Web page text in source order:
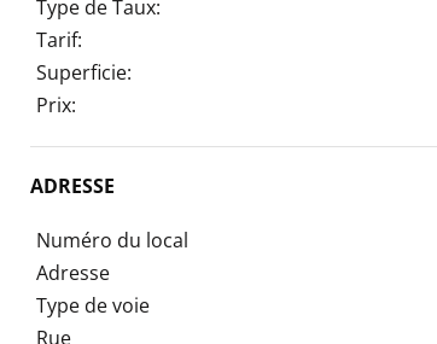
Type de Taux:
Tarif:
Superficie:
Prix:
ADRESSE
Numéro du local
Adresse
Type de voie
Rue